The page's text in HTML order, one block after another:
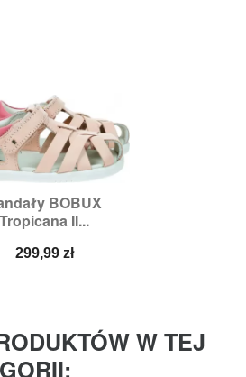
BOBUX
Tropicana II...
Cena
299,99 zł
W TEJ